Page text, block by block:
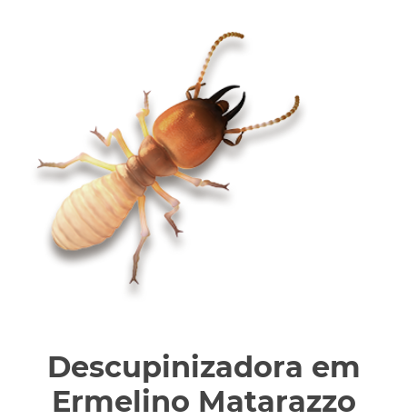
Descupinizadora em
Ermelino Matarazzo